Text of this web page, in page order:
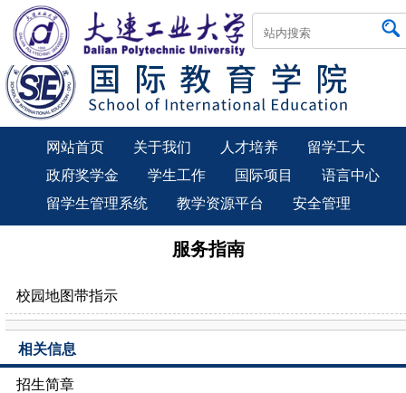
网站首页 关于我们 人才培养
留学工大
政府奖学金
学生工作 国际项目
语言中心
留学生管理系统
教学资源平台 安全管理
服务指南
校园地图带指示
相关信息
招生简章